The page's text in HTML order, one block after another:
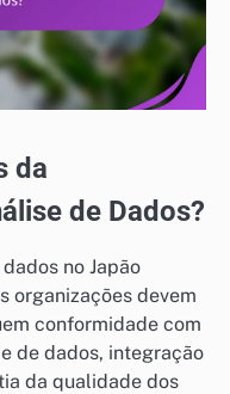
da
de Dados?
no Japão
organizações devem
conformidade com
de dados, integração
da qualidade dos